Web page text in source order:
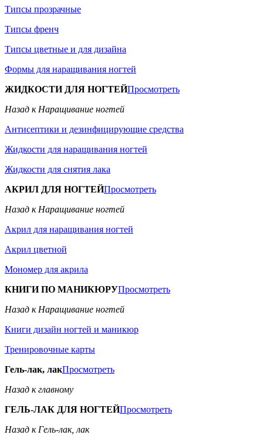
Типсы прозрачные
Типсы френч
Типсы цветные и для дизайна
Формы для наращивания ногтей
ЖИДКОСТИ ДЛЯ НОГТЕЙПросмотреть
Назад к Наращивание ногтей
Антисептики и дезинфицирующие средства
Жидкости для наращивания ногтей
Жидкости для снятия лака
АКРИЛ ДЛЯ НОГТЕЙПросмотреть
Назад к Наращивание ногтей
Акрил для наращивания ногтей
Акрил цветной
Мономер для акрила
КНИГИ ПО МАНИКЮРУПросмотреть
Назад к Наращивание ногтей
Книги дизайн ногтей и маникюр
Тренировочные карты
Гель-лак, лакПросмотреть
Назад к главному
ГЕЛЬ-ЛАК ДЛЯ НОГТЕЙПросмотреть
Назад к Гель-лак, лак